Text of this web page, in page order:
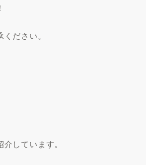
ださい。
しています。